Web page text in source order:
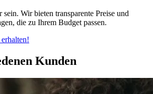
Wir bieten transparente Preise und
die zu Ihrem Budget passen.
Kunden